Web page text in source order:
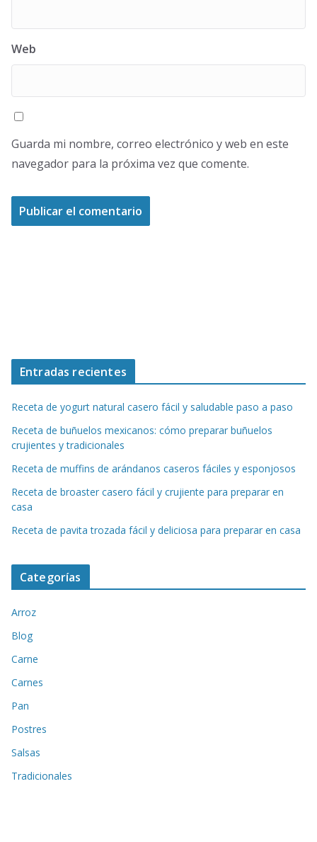
Web
Guarda mi nombre, correo electrónico y web en este
navegador para la próxima vez que comente.
Entradas recientes
Receta de yogurt natural casero fácil y saludable paso a paso
Receta de buñuelos mexicanos: cómo preparar buñuelos
crujientes y tradicionales
Receta de muffins de arándanos caseros fáciles y esponjosos
Receta de broaster casero fácil y crujiente para preparar en
casa
Receta de pavita trozada fácil y deliciosa para preparar en casa
Categorías
Arroz
Blog
Carne
Carnes
Pan
Postres
Salsas
Tradicionales